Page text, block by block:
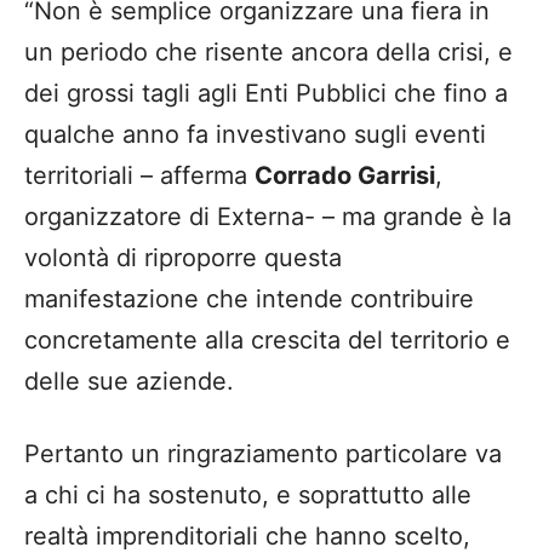
“Non è semplice organizzare una fiera in
un periodo che risente ancora della crisi, e
dei grossi tagli agli Enti Pubblici che fino a
qualche anno fa investivano sugli eventi
territoriali – afferma Corrado Garrisi,
organizzatore di Externa- – ma grande è la
volontà di riproporre questa
manifestazione che intende contribuire
concretamente alla crescita del territorio e
delle sue aziende.
Pertanto un ringraziamento particolare va
a chi ci ha sostenuto, e soprattutto alle
realtà imprenditoriali che hanno scelto,